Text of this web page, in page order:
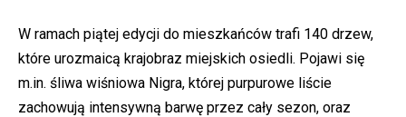
W ramach piątej edycji do mieszkańców trafi 140 drzew,
które urozmaicą krajobraz miejskich osiedli. Pojawi się
m.in. śliwa wiśniowa Nigra, której purpurowe liście
zachowują intensywną barwę przez cały sezon, oraz